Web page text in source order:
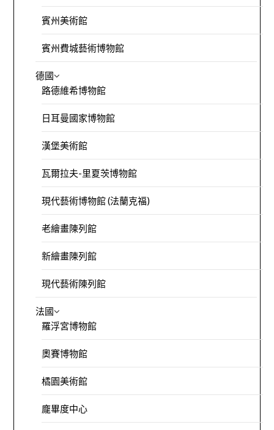
賓州美術館
賓州費城藝術博物館
德國
路德維希博物館
日耳曼國家博物館
漢堡美術館
瓦爾拉夫-里夏茨博物館
現代藝術博物館 (法蘭克福)
老繪畫陳列館
新繪畫陳列館
現代藝術陳列館
法國
羅浮宮博物館
奧賽博物館
橘園美術館
龐畢度中心